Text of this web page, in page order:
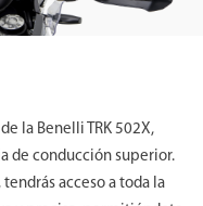
la Benelli TRK 502X,
de conducción superior.
acceso a toda la